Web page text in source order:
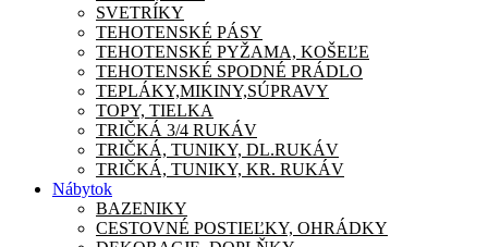
SVETRÍKY
TEHOTENSKÉ PÁSY
TEHOTENSKÉ PYŽAMA, KOŠEĽE
TEHOTENSKÉ SPODNÉ PRÁDLO
TEPLÁKY,MIKINY,SÚPRAVY
TOPY, TIELKA
TRIČKÁ 3/4 RUKÁV
TRIČKÁ, TUNIKY, DL.RUKÁV
TRIČKÁ, TUNIKY, KR. RUKÁV
Nábytok
BAZENIKY
CESTOVNÉ POSTIEĽKY, OHRÁDKY